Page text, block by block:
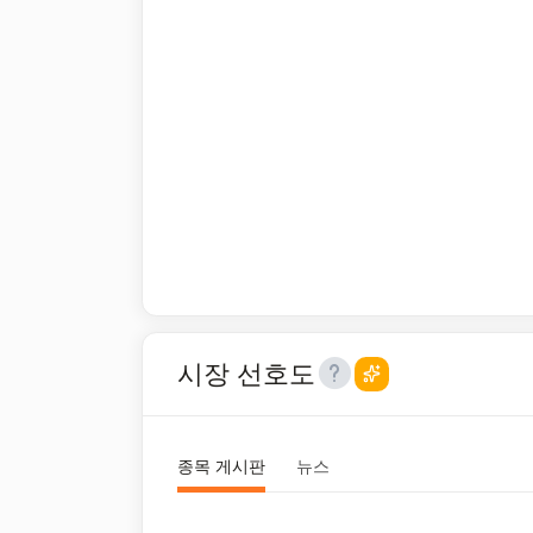
시장 선호도
종목 게시판 뉴스